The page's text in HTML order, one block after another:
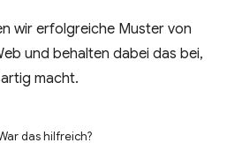
wir erfolgreiche Muster von
und behalten dabei das bei,
macht.
das hilfreich?